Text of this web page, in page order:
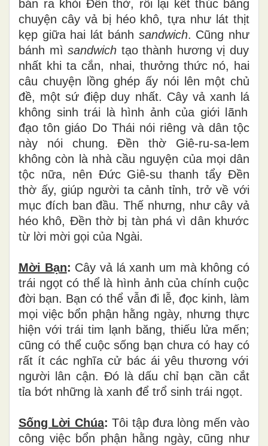
bán ra khỏi Đền thờ, rồi lại kết thúc bằng
chuyện cây vảbị héo khô, tựa như lát thịt
kẹp giữa hai lát bánh sandwich. Cũng như
bánh mì sandwich tạo thành hương vị duy
nhất khi ta cắn, nhai, thưởng thức nó, hai
câu chuyện lồng ghép ấy nói lên một chủ
đề, một sứ điệp duy nhất. Cây vảxanh lá
không sinh trái làhình ảnh của giới lãnh
đạo tôn giáo Do Thái nói riêng vàdân tộc
này nói chung.Đền thờ Giê-ru-sa-lem
không còn lànhàcầu nguyện của mọi dân
tộc nữa, nên Đức Giê-su thanh tẩyĐền
thờ ấy, giúp người ta cảnh tỉnh, trởvề với
mục đích banđầu. Thế nhưng, nhưcây vả
héo khô, Đền thờbị tàn phávì dân khước
từ lời mời gọi của Ngài.
Mời Bạn: Cây vả láxanh um màkhông có
trái ngọt có thểlà hình ảnh của chính cuộc
đời bạn. Bạn có thể vẫn đi lễ, đọc kinh, làm
mọi việc bổn phận hằng ngày, nhưng thực
hiện với trái tim lạnh băng, thiếu lửa mến;
cũng có thểcuộc sống bạn chưa có hay có
rất ít các nghĩa cử bác ái yêu thương với
người lân cận. Đólàdấu chỉbạn cần cắt
tỉa bớt những là xanh để trổ sinh trái ngọt.
Sống Lời Chúa: Tôi tập đưa lòng mến vào
công việc bổn phận hằng ngày, cũng như